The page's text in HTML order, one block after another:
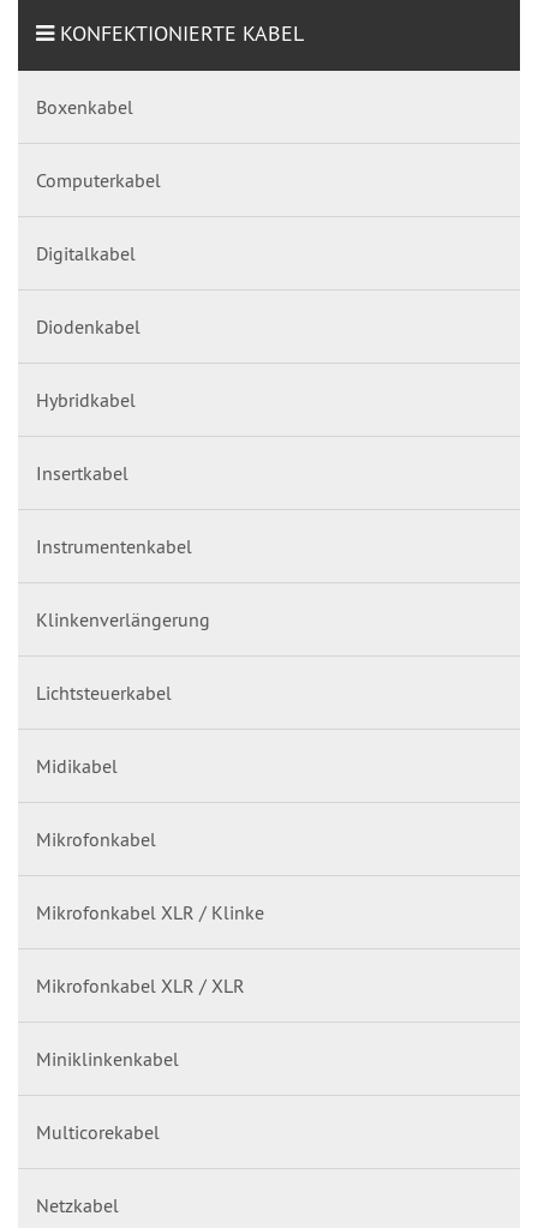
KONFEKTIONIERTE KABEL
Boxenkabel
Computerkabel
Digitalkabel
Diodenkabel
Hybridkabel
Insertkabel
Instrumentenkabel
Klinkenverlängerung
Lichtsteuerkabel
Midikabel
Mikrofonkabel
Mikrofonkabel XLR / Klinke
Mikrofonkabel XLR / XLR
Miniklinkenkabel
Multicorekabel
Netzkabel